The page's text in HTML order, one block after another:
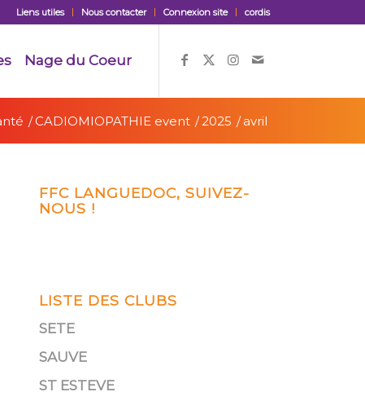
Liens utiles Nous contacter Connexion site cordis
Nage du Coeur
/ CADIOMIOPATHIE event /2025 / avril
FFC LANGUEDOC, SUIVEZ-
NOUS !
LISTE DES CLUBS
SETE
SAUVE
ST ESTEVE